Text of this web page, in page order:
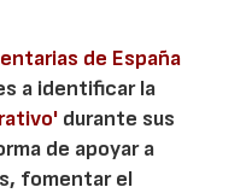
de España
a identificar la
durante sus
de apoyar a
fomentar el